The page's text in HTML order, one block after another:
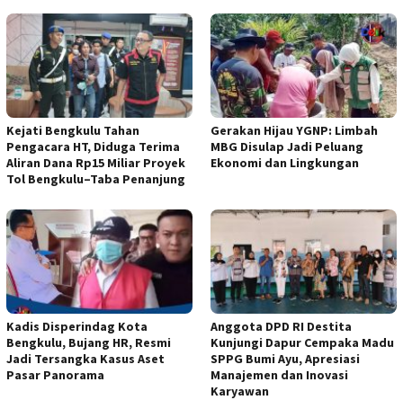
Kejati Bengkulu Tahan
Pengacara HT, Diduga Terima
Aliran Dana Rp15 Miliar Proyek
Tol Bengkulu–Taba Penanjung
Gerakan Hijau YGNP: Limbah
MBG Disulap Jadi Peluang
Ekonomi dan Lingkungan
Kadis Disperindag Kota
Bengkulu, Bujang HR, Resmi
Jadi Tersangka Kasus Aset
Pasar Panorama
Anggota DPD RI Destita
Kunjungi Dapur Cempaka Madu
SPPG Bumi Ayu, Apresiasi
Manajemen dan Inovasi
Karyawan